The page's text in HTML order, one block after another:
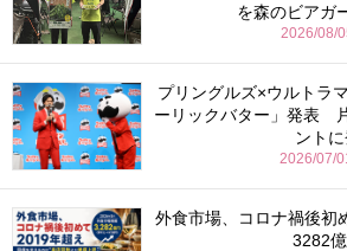
を森のビアガ
2026/08/
プリングルズ×ウルトラ
ーリックバター」発表
ント
2026/07/
外食市場、コロナ禍後
3282